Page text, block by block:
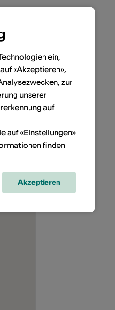
ein,
«Akzeptieren»,
zur
unserer
auf
auf «Einstellungen»
finden
Akzeptieren